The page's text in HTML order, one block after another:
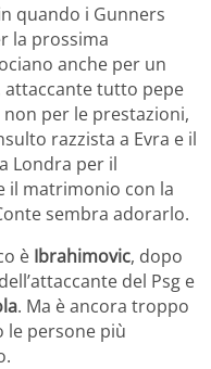
quando i Gunners
la prossima
anche per un
attaccante tutto pepe
per le prestazioni,
razzista a Evra e il
Londra per il
il matrimonio con la
sembra adorarlo.
è Ibrahimovic, dopo
del Psg e
. Ma è ancora troppo
le persone più